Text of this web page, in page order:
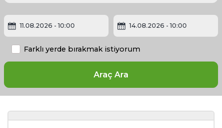
11.08.2026 - 10:00 14.08.2026 - 10:00
Araç Ara
Farklı yerde bırakmak istiyorum